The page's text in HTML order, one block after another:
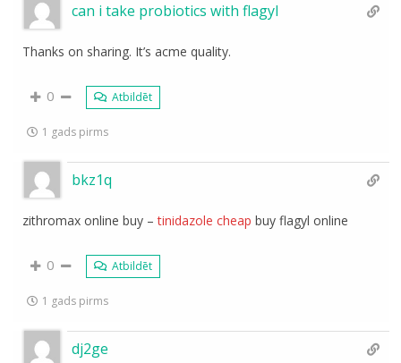
can i take probiotics with flagyl
Thanks on sharing. It’s acme quality.
0 Atbildēt
1 gads pirms
bkz1q
zithromax online buy –tinidazole cheap buy flagyl online
0 Atbildēt
1 gads pirms
dj2ge